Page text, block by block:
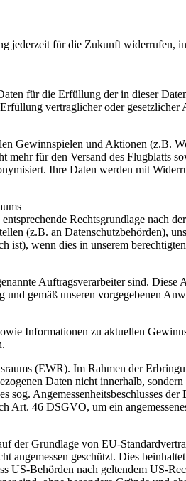
jederzeit für die Zukunft widerrufen,
für die Erfüllung der in dieser
vertraglicher oder
Gewinnspielen und Aktionen (z.B.
für den Versand des Flugblatts
Ihre Daten werden mit
Rechtsgrundlage nach
(z.B. an Datenschutzbehörden),
ist), wenn dies in unserem
Auftragsverarbeiter sind. Diese
gemäß unseren vorgegebenen
Informationen zu aktuellen
(EWR). Im Rahmen der
Daten nicht innerhalb,
Angemessenheitsbeschlusses
Art. 46 DSGVO, um ein
der Grundlage von EU-
geschützt. Dies
Behörden nach geltendem US-